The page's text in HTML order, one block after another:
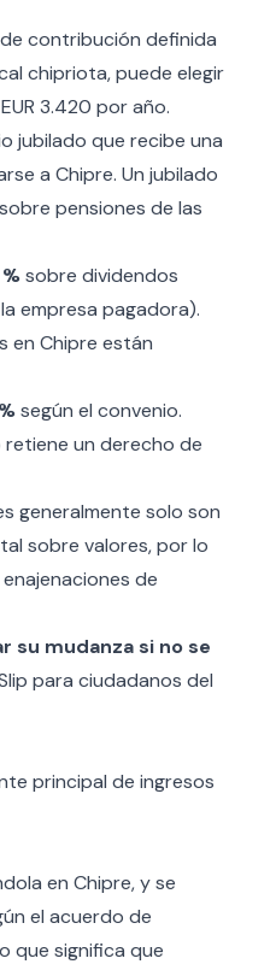
de contribución definida
chipriota, puede elegir
3.420 por año.
jubilado que recibe una
a Chipre. Un jubilado
pensiones de las
sobre dividendos
empresa pagadora).
en Chipre están
según el convenio.
retiene un derecho de
generalmente solo son
sobre valores, por lo
de
su mudanza si no se
para ciudadanos del
principal de ingresos
en Chipre, y se
el acuerdo de
que significa que